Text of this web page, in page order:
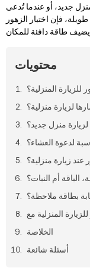
الخطوبة وعقد القران
زهور للأصدقاء
زهور للمعلمين
العريس والعروس
زهور للأم
باقات الستريليتزيا
باقات الفاوانيا
باقات الياقوتية
باقات فاخرة
باقات كبيرة
تنسيقات الفاوانيا
تنسيقات ميجا
وتصاميم فاخرة
جديد، أو عندما تُدعى
فإن اختيار الزهور
محتويات
للزيارة المنزلية؟
لزيارة منزلية؟
منزل جديد؟
لدعوة العشاء؟
عند زيارة منزلية؟
الباقة أم النبات؟
بطاقة ملاحظة؟
الخلاصة
أسئلة شائعة